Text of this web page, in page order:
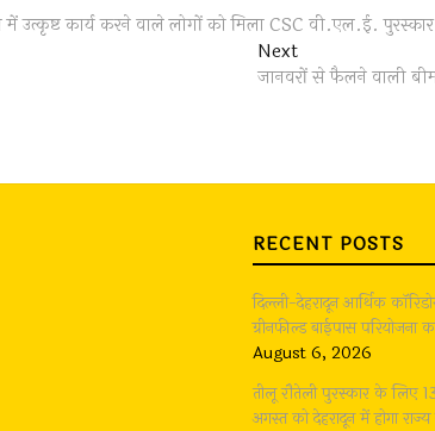
में उत्कृष्ट कार्य करने वाले लोगों को मिला CSC वी.एल.ई. पुरस्कार
NextNext
post:
जानवरों से फैलने वाली
RECENT POSTS
दिल्ली-देहरादून आर्थिक
ग्रीनफील्ड बाईपास परियोजना
August 6, 2026
तीलू रौतेली पुरस्कार के लिए
अगस्त को देहरादून में होगा